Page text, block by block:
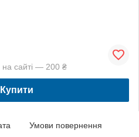
на сайті — 200 ₴
Купити
Умови повернення